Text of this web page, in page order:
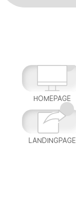
HOMEPAGE
LANDINGPAGE